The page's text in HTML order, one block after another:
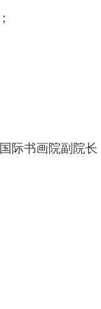
际书画院副院长